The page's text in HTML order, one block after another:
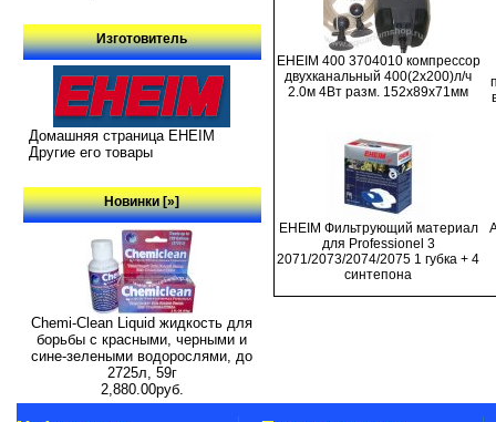
Изготовитель
Домашняя страница EHEIM
Другие его товары
Новинки [»]
Chemi-Clean Liquid жидкость для
борьбы с красными, черными и
сине-зелеными водорослями, до
2725л, 59г
2,880.00руб.
EHEIM 400 3704010 компрессор
двухканальный 400(2x200)л/ч
2.0м 4Вт разм. 152x89x71мм
EHEIM Фильтрующий материал
для Professionel 3
2071/2073/2074/2075 1 губка + 4
синтепона